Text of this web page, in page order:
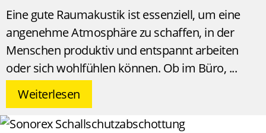
Eine gute Raumakustik ist essenziell, um eine
angenehme Atmosphäre zu schaffen, in der
Menschen produktiv und entspannt arbeiten
oder sich wohlfühlen können. Ob im Büro,
Weiterlesen